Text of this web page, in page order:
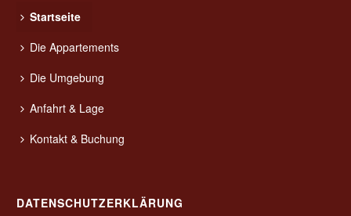
Startseite
Die Appartements
Die Umgebung
Anfahrt & Lage
Kontakt & Buchung
DATENSCHUTZERKLÄRUNG